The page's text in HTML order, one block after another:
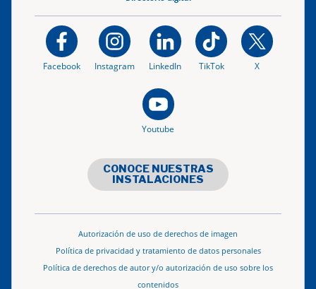
Facebook Instagram LinkedIn TikTok X
Youtube
CONOCE NUESTRAS
INSTALACIONES
Autorización de uso de derechos de imagen
Política de privacidad y tratamiento de datos personales
Política de derechos de autor y/o autorización de uso sobre los
contenidos